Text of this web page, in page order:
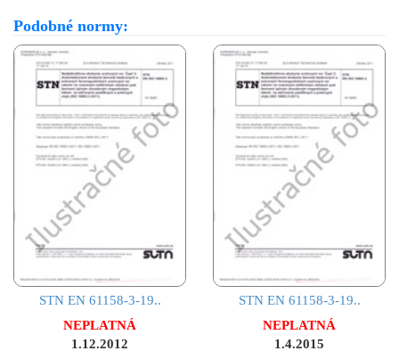
Podobné normy:
STN EN 61158-3-19..
NEPLATNÁ
1.12.2012
STN EN 61158-3-19..
NEPLATNÁ
1.4.2015